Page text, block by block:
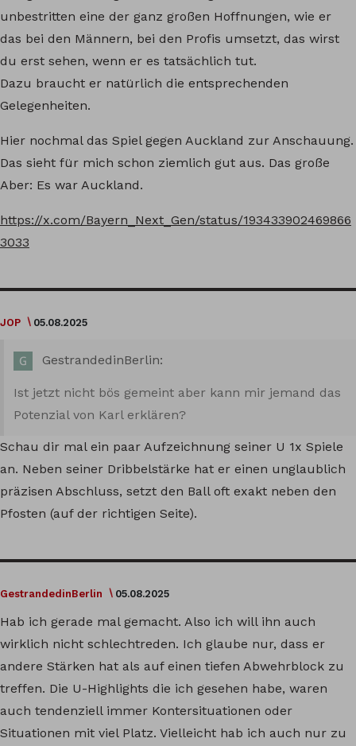
unbestritten eine der ganz großen Hoffnungen, wie er
das bei den Männern, bei den Profis umsetzt, das wirst
du erst sehen, wenn er es tatsächlich tut.
Dazu braucht er natürlich die entsprechenden
Gelegenheiten.
Hier nochmal das Spiel gegen Auckland zur Anschauung.
Das sieht für mich schon ziemlich gut aus. Das große
Aber: Es war Auckland.
https://x.com/Bayern_Next_Gen/status/193433902469866
3033
JOP 05.08.2025
GestrandedinBerlin:
Ist jetzt nicht bös gemeint aber kann mir jemand das
Potenzial von Karl erklären?
Schau dir mal ein paar Aufzeichnung seiner U 1x Spiele
an. Neben seiner Dribbelstärke hat er einen unglaublich
präzisen Abschluss, setzt den Ball oft exakt neben den
Pfosten (auf der richtigen Seite).
GestrandedinBerlin 05.08.2025
Hab ich gerade mal gemacht. Also ich will ihn auch
wirklich nicht schlechtreden. Ich glaube nur, dass er
andere Stärken hat als auf einen tiefen Abwehrblock zu
treffen. Die U-Highlights die ich gesehen habe, waren
auch tendenziell immer Kontersituationen oder
Situationen mit viel Platz. Vielleicht hab ich auch nur zu